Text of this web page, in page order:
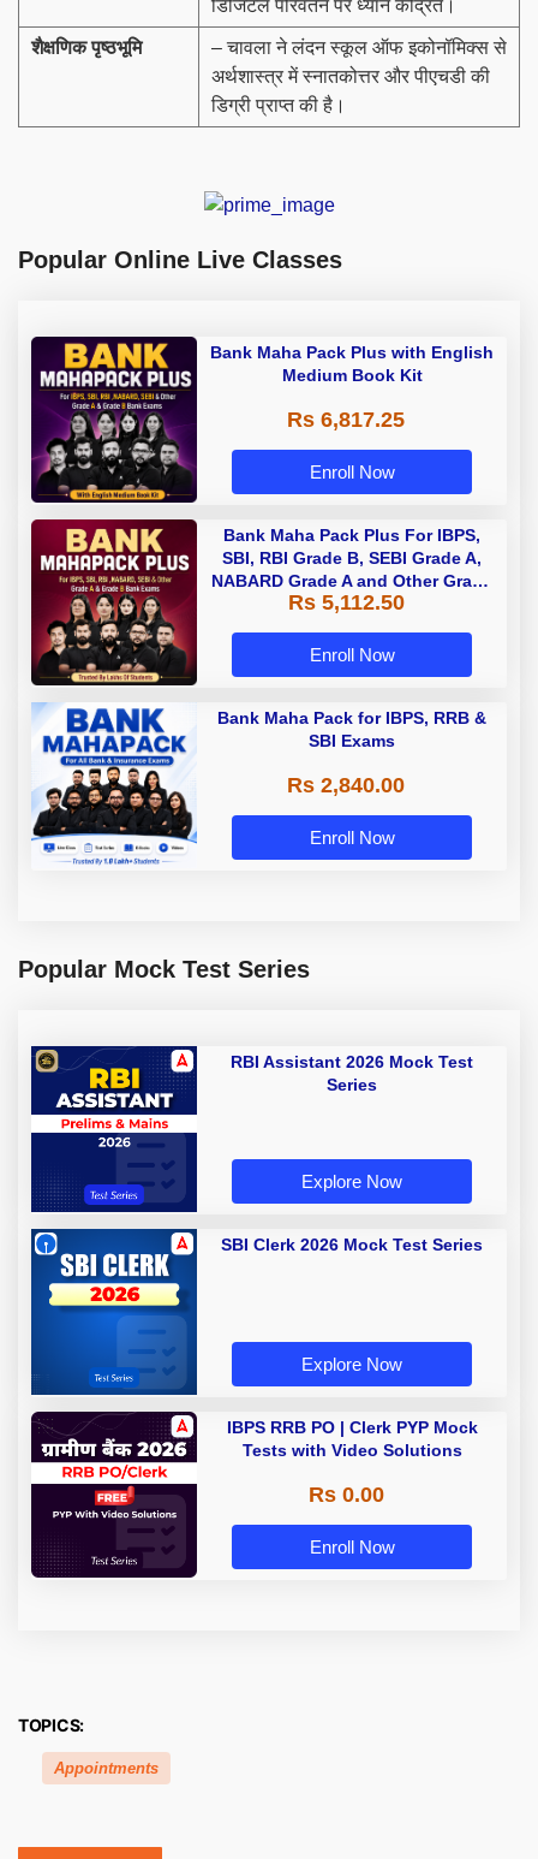
डिजिटल परिवर्तन पर ध्यान केंद्रित।
शैक्षणिक पृष्ठभूमि
– चावला ने लंदन स्कूल ऑफ इकोनॉमिक्स से
अर्थशास्त्र में स्नातकोत्तर और पीएचडी की
डिग्री प्राप्त की है।
Popular Online Live Classes
Bank Maha Pack Plus with English
Medium Book Kit
Rs 6,817.25
Enroll Now
Bank Maha Pack Plus For IBPS,
SBI, RBI Grade B, SEBI Grade A,
NABARD Grade A and Other Grade
A & Grade B Bank Exams
Rs 5,112.50
Enroll Now
Bank Maha Pack for IBPS, RRB &
SBI Exams
Rs 2,840.00
Enroll Now
Popular Mock Test Series
RBI Assistant 2026 Mock Test
Series
Explore Now
SBI Clerk 2026 Mock Test Series
Explore Now
IBPS RRB PO | Clerk PYP Mock
Tests with Video Solutions
Rs 0.00
Enroll Now
TOPICS:
Appointments